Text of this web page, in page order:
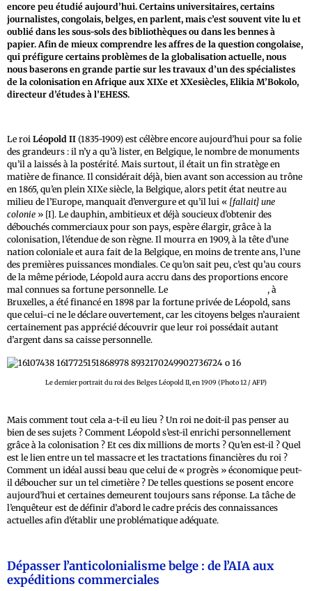
encore peu étudié aujourd’hui. Certains universitaires, certains
journalistes, congolais, belges, en parlent, mais c’est souvent vite lu et
oublié dans les sous-sols des bibliothèques ou dans les bennes à
papier. Afin de mieux comprendre les affres de la question congolaise,
qui préfigure certains problèmes de la globalisation actuelle, nous
nous baserons en grande partie sur les travaux d’un des spécialistes
de la colonisation en Afrique aux XIXe et XXesiècles, Elikia M’Bokolo,
directeur d’études à l’EHESS.
Le roi Léopold II (1835-1909) est célèbre encore aujourd’hui pour sa folie
des grandeurs : il n’y a qu’à lister, en Belgique, le nombre de monuments
qu’il a laissés à la postérité. Mais surtout, il était un fin stratège en
matière de finance. Il considérait déjà, bien avant son accession au trône
en 1865, qu’en plein XIXe siècle, la Belgique, alors petit état neutre au
milieu de l’Europe, manquait d’envergure et qu’il lui « [fallait] une
colonie » [I]. Le dauphin, ambitieux et déjà soucieux d’obtenir des
débouchés commerciaux pour son pays, espère élargir, grâce à la
colonisation, l’étendue de son règne. Il mourra en 1909, à la tête d’une
nation coloniale et aura fait de la Belgique, en moins de trente ans, l’une
des premières puissances mondiales. Ce qu’on sait peu, c’est qu’au cours
de la même période, Léopold aura accru dans des proportions encore
mal connues sa fortune personnelle. Le
, à
Bruxelles, a été financé en 1898 par la fortune privée de Léopold, sans
que celui-ci ne le déclare ouvertement, car les citoyens belges n’auraient
certainement pas apprécié découvrir que leur roi possédait autant
d’argent dans sa caisse personnelle.
Le dernier portrait du roi des Belges Léopold II, en 1909 (Photo 12 / AFP)
Mais comment tout cela a-t-il eu lieu ? Un roi ne doit-il pas penser au
bien de ses sujets ? Comment Léopold s’est-il enrichi personnellement
grâce à la colonisation ? Et ces dix millions de morts ? Qu’en est-il ? Quel
est le lien entre un tel massacre et les tractations financières du roi ?
Comment un idéal aussi beau que celui de « progrès » économique peut-
il déboucher sur un tel cimetière ? De telles questions se posent encore
aujourd’hui et certaines demeurent toujours sans réponse. La tâche de
l’enquêteur est de définir d’abord le cadre précis des connaissances
actuelles afin d’établir une problématique adéquate.
Dépasser l’anticolonialisme belge : de l’AIA aux
expéditions commerciales